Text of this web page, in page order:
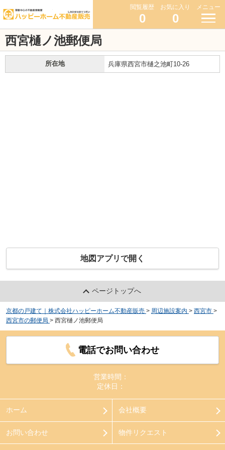
閲覧履歴
0
お気に入り
0
メニュー
西宮樋ノ池郵便局
所在地 兵庫県西宮市樋之池町10-26
地図アプリで開く
ページトップへ
京都の戸建て｜株式会社ハッピーホーム不動産販売 > 周辺施設案内 > 西宮市 >
西宮市の郵便局 > 西宮樋ノ池郵便局
電話でお問い合わせ
営業時間：
定休日：
ホーム 会社概要
お問い合わせ 物件リクエスト